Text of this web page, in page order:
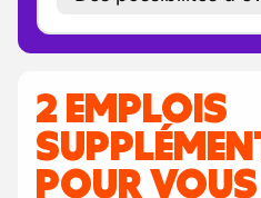
2 EMPLOIS
POUR VOUS